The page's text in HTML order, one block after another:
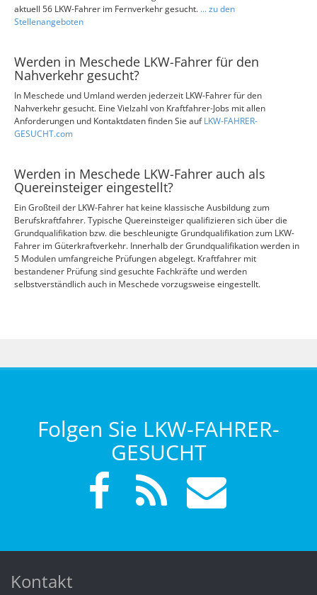
aktuell 56 LKW-Fahrer im Fernverkehr gesucht. ... zu den
Stellenangeboten
Werden in Meschede LKW-Fahrer für den
Nahverkehr gesucht?
In Meschede und Umland werden jederzeit LKW-Fahrer für den
Nahverkehr gesucht. Eine Vielzahl von Kraftfahrer-Jobs mit allen
Anforderungen und Kontaktdaten finden Sie aufLKW-FAHRER-
GESUCHT.com
Werden in Meschede LKW-Fahrer auch als
Quereinsteiger eingestellt?
Ein Großteil der LKW-Fahrer hat keine klassische Ausbildung zum
Berufskraftfahrer. Typische Quereinsteiger qualifizieren sich über die
Grundqualifikation bzw. die beschleunigte Grundqualifikation zum LKW-
Fahrer im Güterkraftverkehr. Innerhalb der Grundqualifikation werden in
5 Modulen umfangreiche Prüfungen abgelegt. Kraftfahrer mit
bestandener Prüfung sind gesuchte Fachkräfte und werden
selbstverständlich auch in Meschede vorzugsweise eingestellt.
Folgen Sie LKW-FAHRER-
GESUCHT
Kontakt